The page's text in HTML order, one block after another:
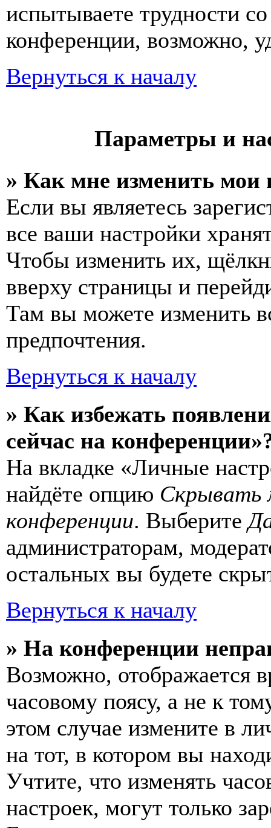
испытываете трудности
конференции, возможно,
Вернуться к началу
Параметры и
» Как мне изменить мои
Если вы являетесь
все ваши настройки
Чтобы изменить их,
вверху страницы и
Там вы можете изменить
предпочтения.
Вернуться к началу
» Как избежать
сейчас на
На вкладке «Личные
найдёте опцию Скрывать
конференции. Выберите
администраторам,
остальных вы будете
Вернуться к началу
» На конференции
Возможно, отображается
часовому поясу, а не к
этом случае измените в
на тот, в котором вы
Учтите, что изменять
настроек, могут только